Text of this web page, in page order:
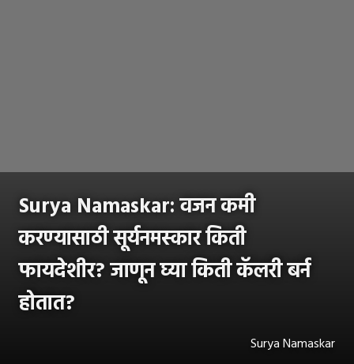
Surya Namaskar: वजन कमी
करण्यासाठी सूर्यनमस्कार किती
फायदेशीर? जाणून घ्या किती कॅलरी बर्न
होतात?
Surya Namaskar